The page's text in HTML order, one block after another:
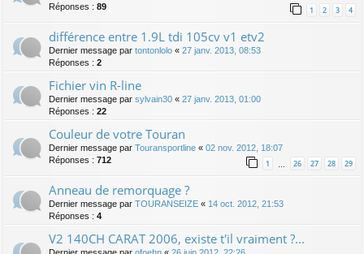
Réponses : 89 1 2 3 4
différence entre 1.9L tdi 105cv v1 etv2
Dernier message par tontonlolo « 27 janv. 2013, 08:53
Réponses : 2
Fichier vin R-line
Dernier message par sylvain30 « 27 janv. 2013, 01:00
Réponses : 22
Couleur de votre Touran
Dernier message par Touransportline « 02 nov. 2012, 18:07
Réponses : 712 1 26 27 28 29
Anneau de remorquage ?
Dernier message par TOURANSEIZE « 14 oct. 2012, 21:53
Réponses : 4
V2 140CH CARAT 2006, existe t'il vraiment ?...